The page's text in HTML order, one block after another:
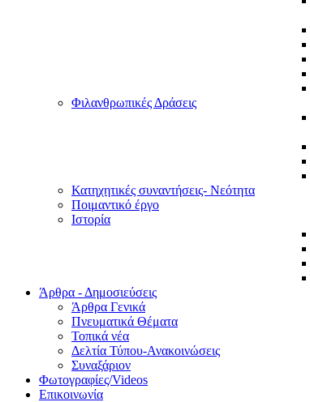
Φιλανθρωπικές Δράσεις
Κατηχητικές συναντήσεις- Νεότητα
Ποιμαντικό έργο
Ιστορία
Άρθρα - Δημοσιεύσεις
Άρθρα Γενικά
Πνευματικά Θέματα
Τοπικά νέα
Δελτία Τύπου-Ανακοινώσεις
Συναξάριον
Φωτογραφίες/Videos
Επικοινωνία